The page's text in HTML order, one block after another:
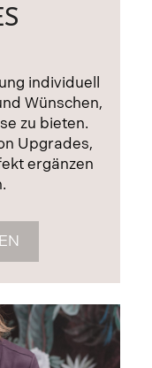
individuell
Wünschen,
zu bieten.
Upgrades,
ergänzen